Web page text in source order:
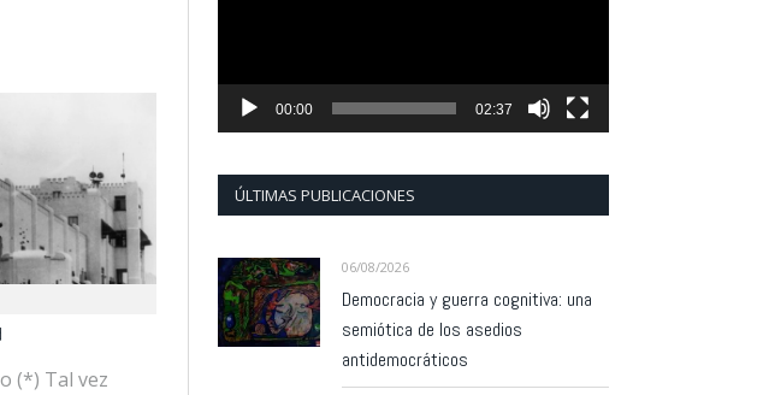
(*) Tal vez
00:00 02:37
ÚLTIMAS PUBLICACIONES
06/08/2026
Democracia y guerra cognitiva: una
semiótica de los asedios
antidemocráticos